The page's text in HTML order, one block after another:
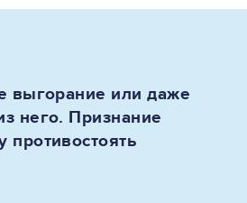
выгорание или даже
него. Признание